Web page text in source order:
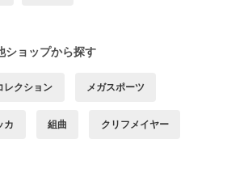
ショップから探す
レクション メガスポーツ
カ 組曲 クリフメイヤー